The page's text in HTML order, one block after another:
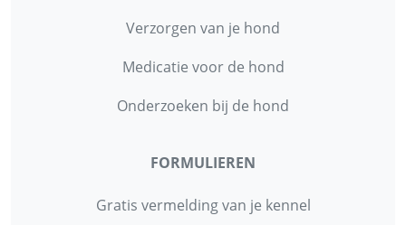
Verzorgen van je hond
Medicatie voor de hond
Onderzoeken bij de hond
FORMULIEREN
Gratis vermelding van je kennel